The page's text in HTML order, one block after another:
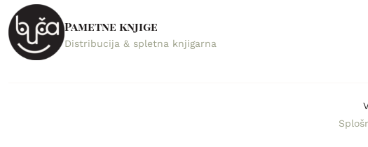
Pametne knjige
Distribucija & spletna knjigarna